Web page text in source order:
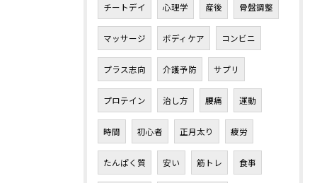
チートデイ 心理学 産後 骨盤調整
マッサージ ボディケア コンビニ
プラス志向 介護予防 サプリ
プロテイン 治し方 腰痛 運動
時間 初心者 正月太り 疲労
たんぱく質 安い 筋トレ 食事